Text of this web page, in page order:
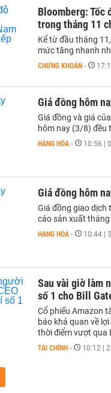
Bloomberg: Tốc
trong tháng 11
Kể từ đầu tháng
mức tăng nhanh
CHỨNG KHOÁN -
Giá đồng hôm
Giá đồng và giá
hôm nay (3/8) đều
HÀNG HÓA - 10:56 |
Giá đồng hôm
Giá đồng giao dịch
cáo sản xuất tháng
HÀNG HÓA - 10:44 |
Sau vài giờ làm
số 1 cho Bill
Cổ phiếu Amazon
báo khả quan về
thời điểm vượt qua
TÀI CHÍNH - 10:12 |